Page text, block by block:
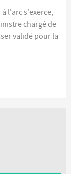
l'arc s'exerce,
chargé de
validé pour la